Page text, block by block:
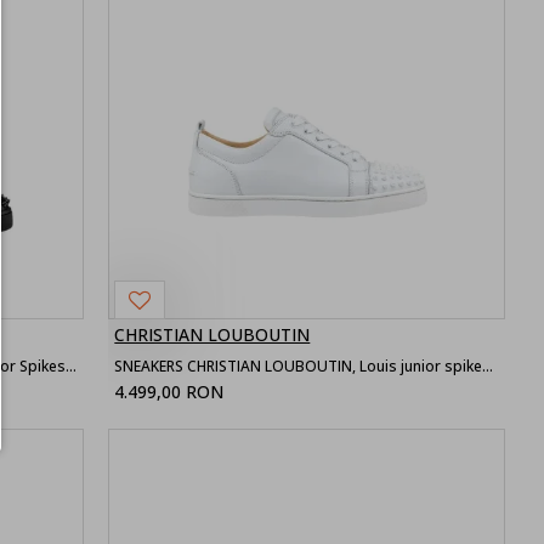
Sneakers CHRISTIAN LOUBOUTIN, Louis Junior Spikes, All Black
CHRISTIAN LOUBOUTIN
SNEAKERS CHRISTIAN LOUBOUTIN, Louis junior spikes flat, All white
4.499,00 RON